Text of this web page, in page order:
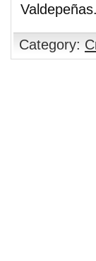
Valdepeñas.
Category: